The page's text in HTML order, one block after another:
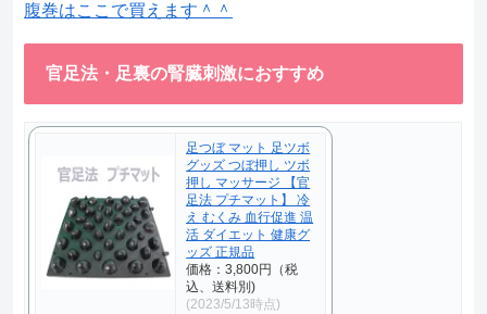
腹巻はここで買えます＾＾
官足法・足裏の腎臓刺激におすすめ
足つぼ マット 足ツボ
グッズ つぼ押し ツボ
押し マッサージ 【官
足法 プチマット】 冷
え むくみ 血行促進 温
活 ダイエット 健康グ
ッズ 正規品
価格：3,800円（税
込、送料別)
(2023/5/13時点)